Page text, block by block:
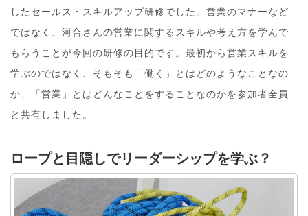
したセールス・スキルアップ研修でした。営業のマナーなど
ではなく、河合さんの営業に関するスキルや考え方を学んで
もらうことが今回の研修の目的です。最初から営業スキルを
学ぶのではなく、そもそも「働く」とはどのようなことなの
か、「営業」とはどんなことをすることなのかを参加者全員
と共有しました。
ロープと目隠しでリーダーシップを学ぶ？